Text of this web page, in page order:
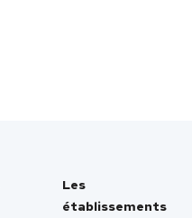
Les
établissements